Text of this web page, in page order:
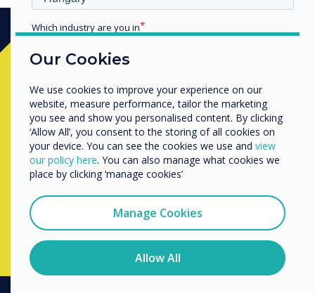
Készen áll a vásárlásra?
Lépjen kapcsolatba aClevertouch
szakértőjével az alábbi űrlap
kitöltésével
Complete this form
Our Cookies
We use cookies to improve your experience on our
website, measure performance, tailor the marketing
you see and show you personalised content. By clicking
‘Allow All’, you consent to the storing of all cookies on
your device. You can see the cookies we use and view
our policy here. You can also manage what cookies we
place by clicking ‘manage cookies’
Manage Cookies
Allow All
Which industry are you in
Enterprise
Organisation Name
We would like to contact you about our products and
services by email, phone, or post.
You may unsubscribe from these communications at any
time. For more information on how to unsubscribe, our
privacy practices, and how we are committed to
protecting and respecting your privacy, please review our